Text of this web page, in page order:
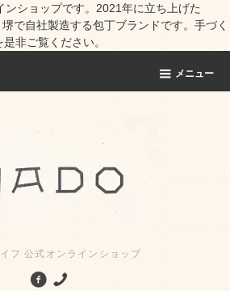
ンショップです。2021年に立ち上げた
堺で自社製造する包丁ブランドです。手づく
非ご覧ください。
メニュー
フ 公式オンラインショップ